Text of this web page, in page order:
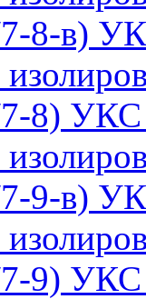
8-в)
8) УКС
9-в)
9) УКС